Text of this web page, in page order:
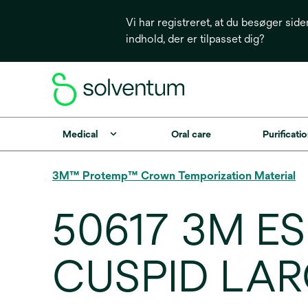
Vi har registreret, at du besøger
indhold, der er tilpasset dig?
Medical Oral care
3M™ Protemp™ Crown Temporization Material
50617 3M
CUSPID